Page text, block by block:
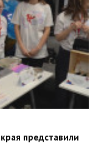
представили